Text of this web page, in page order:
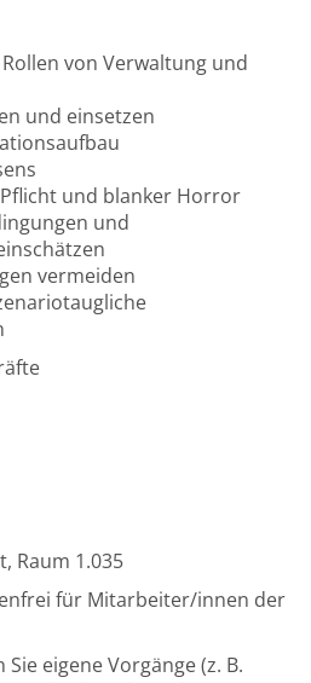
von Verwaltung und
und einsetzen
und blanker Horror
und
vermeiden
Raum 1.035
für Mitarbeiter/innen der
eigene Vorgänge (z. B.